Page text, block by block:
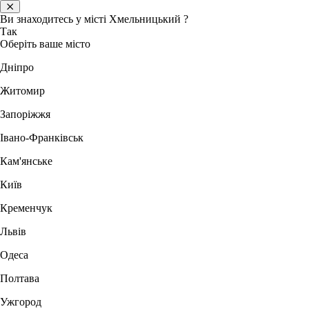
Ви знаходитесь у місті Хмельницький ?
Так
Оберіть ваше місто
Дніпро
Житомир
Запоріжжя
Івано-Франківськ
Кам'янське
Київ
Кременчук
Львів
Одеса
Полтава
Ужгород